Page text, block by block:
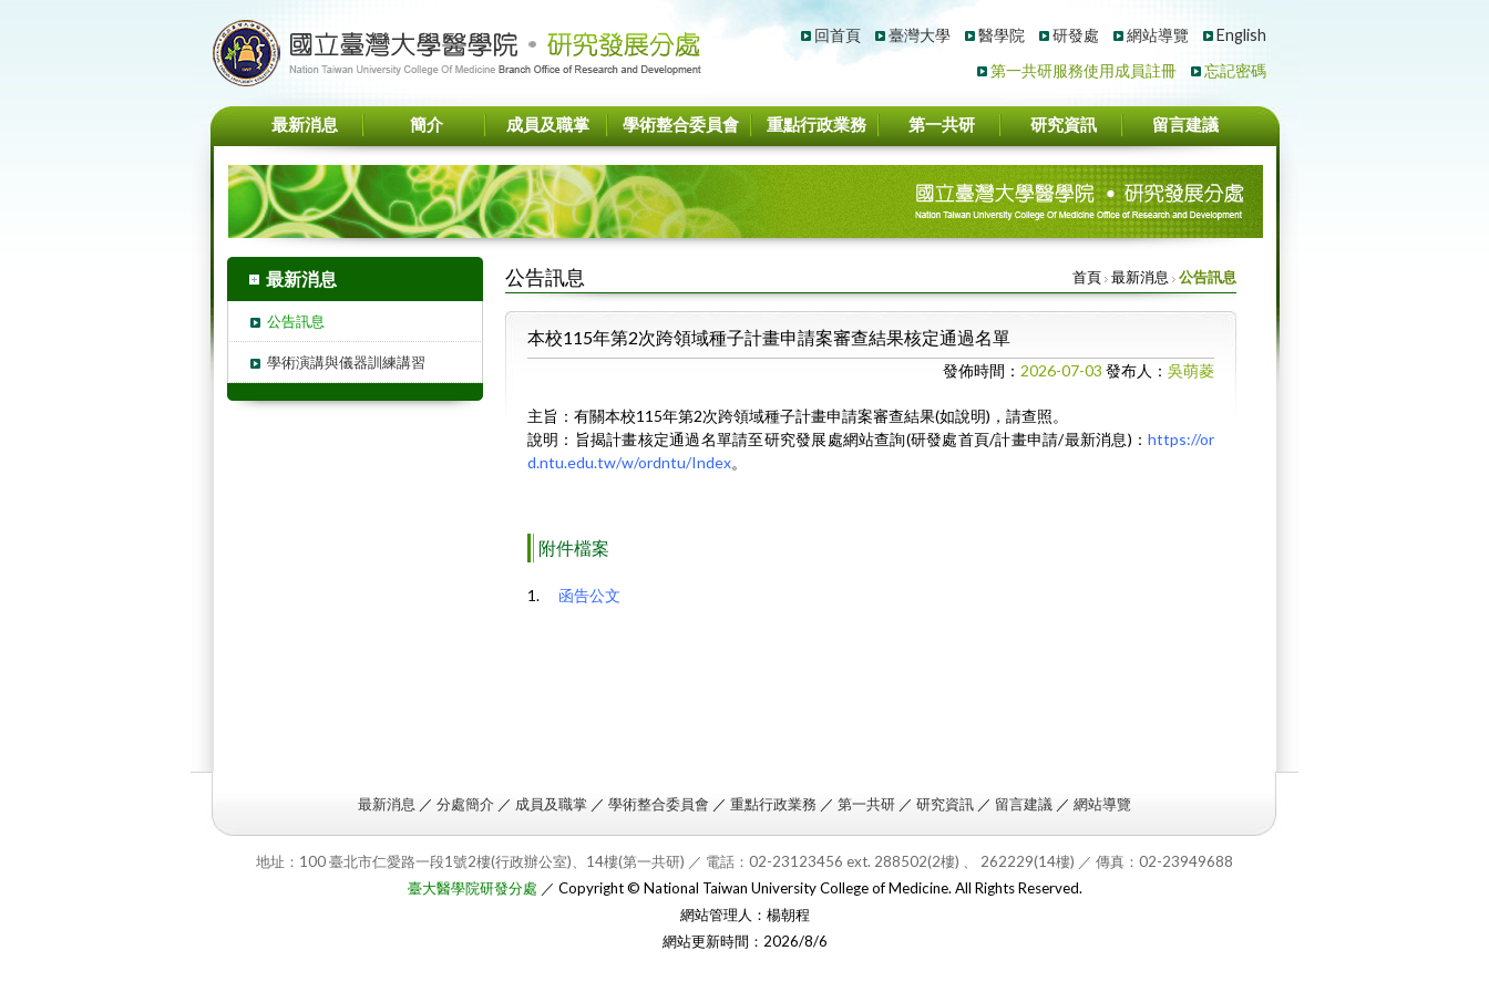
回首頁 臺灣大學 醫學院 研發處 網站導覽
English
第一共研服務使用成員註冊
忘記密碼
最新消息 簡介 成員及職掌 學術整合委員會 重點行政業務 第一共研 研究資訊 留言建議
最新消息
公告訊息
學術演講與儀器訓練講習
首頁 最新消息 公告訊息
公告訊息
本校115年第2次跨領域種子計畫申請案審查結果核定通過名單
發佈時間： 2026-07-03 發布人： 吳萌菱
主旨：有關本校115年第2次跨領域種子計畫申請案審查結果(如說明)，請查照。
說明：旨揭計畫核定通過名單請至研究發展處網站查詢(研發處首頁/計畫申請/最新消息)： https://or
d.ntu.edu.tw/w/ordntu/Index。
附件檔案
函告公文
最新消息 ／ 分處簡介 ／ 成員及職掌 ／ 學術整合委員會 ／ 重點行政業務 ／ 第一共研 ／ 研究資訊 ／ 留言建議 ／ 網站導覽
地址：100 臺北市仁愛路一段1號2樓(行政辦公室)、14樓(第一共研) ／ 電話：02-23123456 ext. 288502(2樓) 、 262229(14樓) ／ 傳真 ：02-23949688
臺大醫學院研發分處 ／ Copyright © National Taiwan University College of Medicine. All Rights Reserved.
網站管理人：楊朝程
網站更新時間：2026/8/6